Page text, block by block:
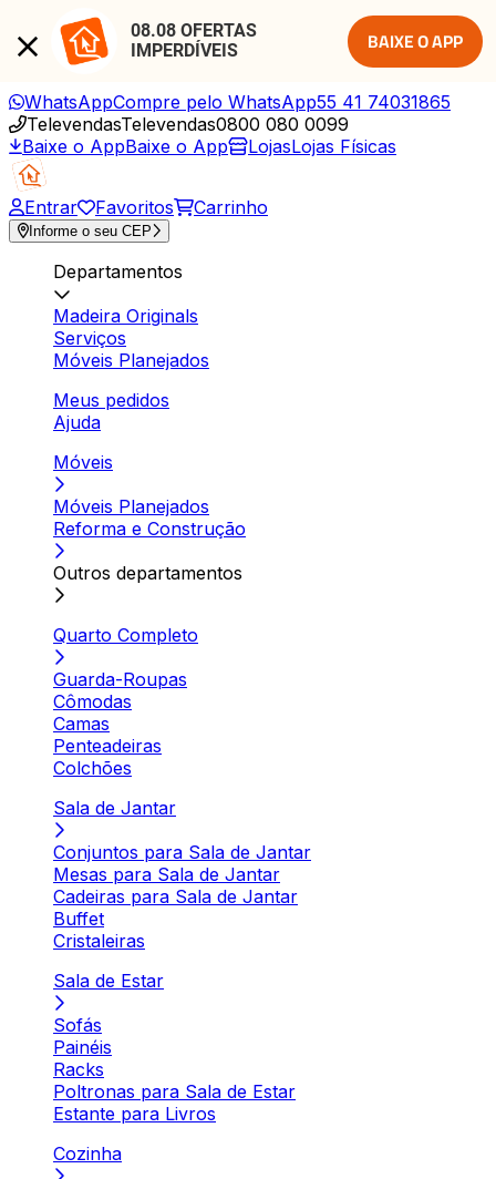
08.08 OFERTAS
IMPERDÍVEIS
BAIXE O APP
WhatsAppCompre pelo WhatsApp55 41 74031865
TelevendasTelevendas0800 080 0099
Baixe o AppBaixe o App LojasLojas Físicas
Entrar Favoritos Carrinho
Informe o seu CEP
Departamentos
Madeira Originals
Serviços
Móveis Planejados
Meus pedidos
Ajuda
Móveis
Móveis Planejados
Reforma e Construção
Outros departamentos
Quarto Completo
Guarda-Roupas
Cômodas
Camas
Penteadeiras
Colchões
Sala de Jantar
Conjuntos para Sala de Jantar
Mesas para Sala de Jantar
Cadeiras para Sala de Jantar
Buffet
Cristaleiras
Sala de Estar
Sofás
Painéis
Racks
Poltronas para Sala de Estar
Estante para Livros
Cozinha